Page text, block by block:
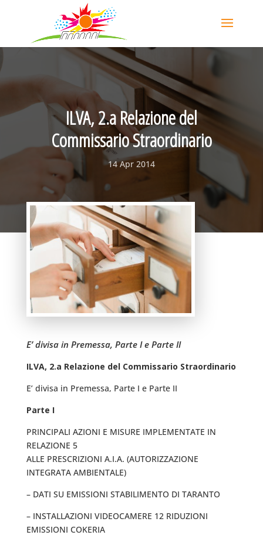
ILVA, 2.a Relazione del
Commissario Straordinario
14 Apr 2014
E’ divisa in Premessa, Parte I e Parte II
ILVA, 2.a Relazione del Commissario Straordinario
E’ divisa in Premessa, Parte I e Parte II
Parte I
PRINCIPALI AZIONI E MISURE IMPLEMENTATE IN
RELAZIONE 5
ALLE PRESCRIZIONI A.I.A. (AUTORIZZAZIONE
INTEGRATA AMBIENTALE)
– DATI SU EMISSIONI STABILIMENTO DI TARANTO
– INSTALLAZIONI VIDEOCAMERE 12 RIDUZIONI
EMISSIONI COKERIA